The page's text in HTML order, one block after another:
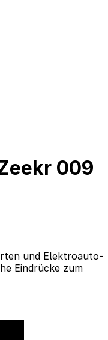
009
und Elektroauto-
Eindrücke zum